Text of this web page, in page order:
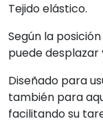
Tejido elástico.
Según la
puede
Diseñado para
también para
facilitando su